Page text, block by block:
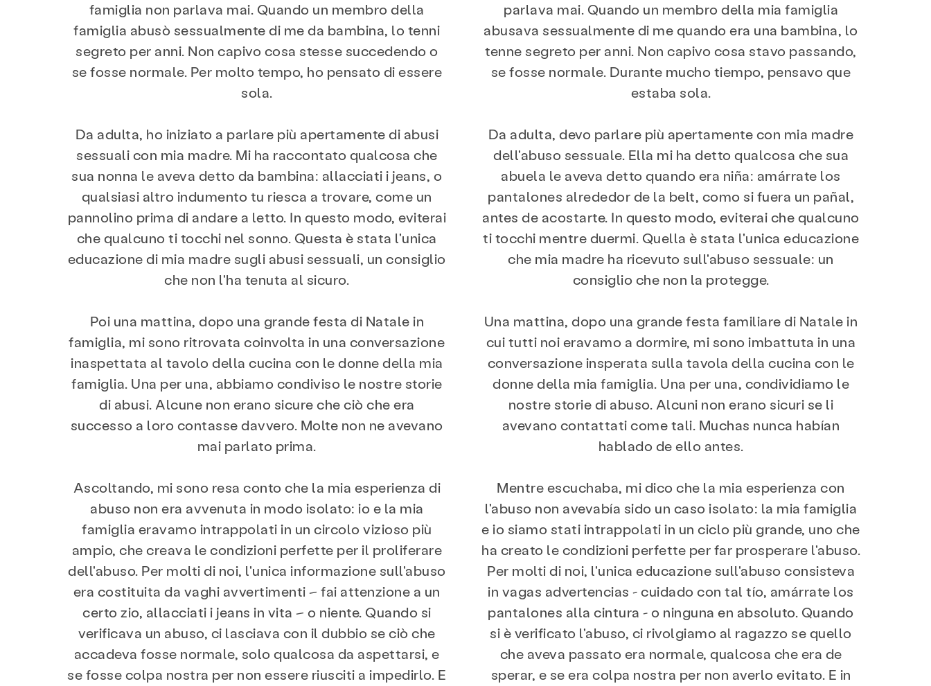
famiglia non parlava mai. Quando un membro della
famiglia abusò sessualmente di me da bambina, lo tenni
segreto per anni. Non capivo cosa stesse succedendo o
se fosse normale. Per molto tempo, ho pensato di essere
sola.
Da adulta, ho iniziato a parlare più apertamente di abusi
sessuali con mia madre. Mi ha raccontato qualcosa che
sua nonna le aveva detto da bambina: allacciati i jeans, o
qualsiasi altro indumento tu riesca a trovare, come un
pannolino prima di andare a letto. In questo modo, eviterai
che qualcuno ti tocchi nel sonno. Questa è stata l'unica
educazione di mia madre sugli abusi sessuali, un consiglio
che non l'ha tenuta al sicuro.
Poi una mattina, dopo una grande festa di Natale in
famiglia, mi sono ritrovata coinvolta in una conversazione
inaspettata al tavolo della cucina con le donne della mia
famiglia. Una per una, abbiamo condiviso le nostre storie
di abusi. Alcune non erano sicure che ciò che era
successo a loro contasse davvero. Molte non ne avevano
mai parlato prima.
Ascoltando, mi sono resa conto che la mia esperienza di
abuso non era avvenuta in modo isolato: io e la mia
famiglia eravamo intrappolati in un circolo vizioso più
ampio, che creava le condizioni perfette per il proliferare
dell'abuso. Per molti di noi, l'unica informazione sull'abuso
era costituita da vaghi avvertimenti – fai attenzione a un
certo zio, allacciati i jeans in vita – o niente. Quando si
verificava un abuso, ci lasciava con il dubbio se ciò che
accadeva fosse normale, solo qualcosa da aspettarsi, e
se fosse colpa nostra per non essere riusciti a impedirlo. E
parlava mai. Quando un membro della mia famiglia
abusava sessualmente di me quando era una bambina, lo
tenne segreto per anni. Non capivo cosa stavo passando,
se fosse normale. Durante mucho tiempo, pensavo que
estaba sola.
Da adulta, devo parlare più apertamente con mia madre
dell'abuso sessuale. Ella mi ha detto qualcosa che sua
abuela le aveva detto quando era niña: amárrate los
pantalones alrededor de la belt, como si fuera un pañal,
antes de acostarte. In questo modo, eviterai che qualcuno
ti tocchi mentre duermi. Quella è stata l'unica educazione
che mia madre ha ricevuto sull'abuso sessuale: un
consiglio che non la protegge.
Una mattina, dopo una grande festa familiare di Natale in
cui tutti noi eravamo a dormire, mi sono imbattuta in una
conversazione insperata sulla tavola della cucina con le
donne della mia famiglia. Una per una, condividiamo le
nostre storie di abuso. Alcuni non erano sicuri se li
avevano contattati come tali. Muchas nunca habían
hablado de ello antes.
Mentre escuchaba, mi dico che la mia esperienza con
l'abuso non avevabía sido un caso isolato: la mia famiglia
e io siamo stati intrappolati in un ciclo più grande, uno che
ha creato le condizioni perfette per far prosperare l'abuso.
Per molti di noi, l'unica educazione sull'abuso consisteva
in vagas advertencias - cuidado con tal tío, amárrate los
pantalones alla cintura - o ninguna en absoluto. Quando
si è verificato l'abuso, ci rivolgiamo al ragazzo se quello
che aveva passato era normale, qualcosa che era de
sperar, e se era colpa nostra per non averlo evitato. E in